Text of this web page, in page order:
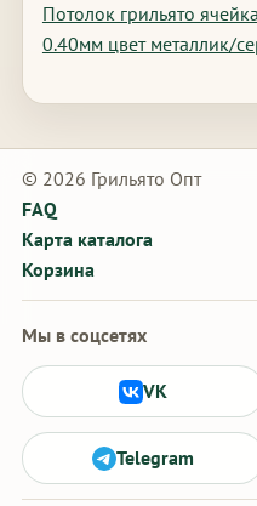
Потолок грильято
0.40мм цвет металлик/
© 2026 Грильято Опт
FAQ
Карта каталога
Корзина
Мы в соцсетях
VK
Telegram